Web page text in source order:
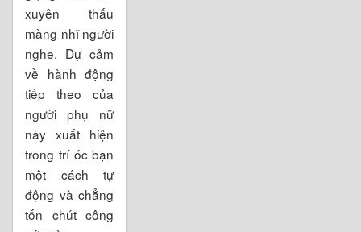
xuyên thấu
màng nhĩ người
nghe. Dự cảm
về hành động
tiếp theo của
người phụ nữ
này xuất hiện
trong trí óc bạn
một cách tự
động và chẳng
tốn chút công